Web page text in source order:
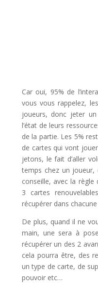
Car oui, 95% de
vous vous rappelez,
joueurs, donc jeter
l’état de leurs
de la partie. Les 5%
de cartes qui vont
jetons, le fait d’aller
temps chez un
conseille, avec la règle
3 cartes
récupérer dans
De plus, quand il ne
main, une sera à
récupérer un des 2
cela pourra être, des
un type de carte, de
pouvoir etc…